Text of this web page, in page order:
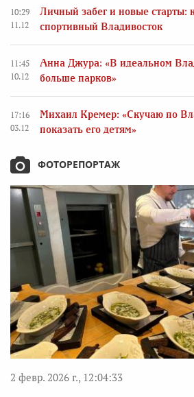
10:29
11.12
Личный забег и новые старты:
спортивный Владивосток
11:45
10.12
Анна Джура: «В идеальном
больше парков»
17:16
03.12
Михаил Кремер: «Скучаю по
показать его детям»
ФОТОРЕПОРТАЖ
2 февр. 2026 г., 12:04:33